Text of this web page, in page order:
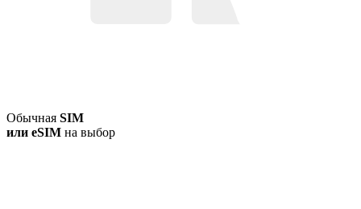
Обычная SIM
или eSIM на выбор